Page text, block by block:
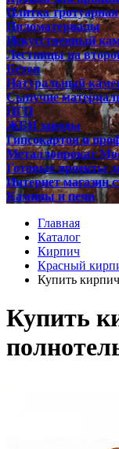
Плитка тротуарная
Пиломатериалы
Искусственный
Лестницы на
Бетон
Натуральный
Сыпучие
ПГП
ЖБИ заводы
Гипсокартон и
Металлопрокат
Готовые проекты
Интернет магазин
Камины и печи
Главная
Каталог
Кирпич
Красный
Купить
Купить